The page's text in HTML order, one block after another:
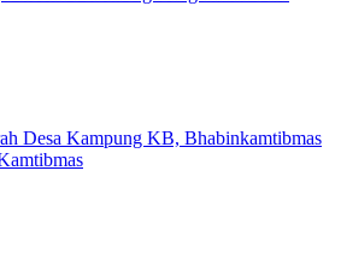
Desa Kampung KB, Bhabinkamtibmas